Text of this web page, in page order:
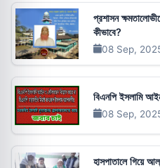
প্রশাসন
কীভাবে?
08 Sep,
বিএনপি ইসলামি
08 Sep,
হাসপাতালে গিয়ে